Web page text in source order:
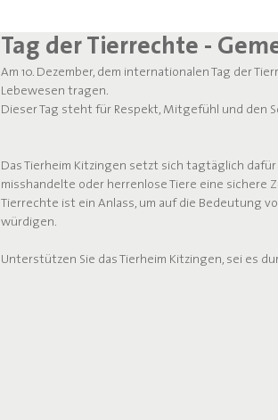
Tag der Tierrechte -
Am 10. Dezember, dem internationalen Tag der
Lebewesen tragen.
Dieser Tag steht für Respekt, Mitgefühl und den
Das Tierheim Kitzingen setzt sich tagtäglich
misshandelte oder herrenlose Tiere eine sichere
Tierrechte ist ein Anlass, um auf die Bedeutung
würdigen.
Unterstützen Sie das Tierheim Kitzingen, sei es